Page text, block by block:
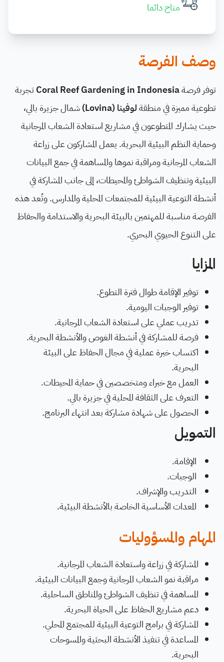
متاح دائما
وصف الفرصة
توفر فرصةCoral Reef Gardening in Indonesiaتجربة
تطوعية مميزة في منطقةلوفينا (Lovina)
شمال جزيرة بالي،
حيث يشارك المتطوعون في مشاريع استعادة الشعاب المرجانية
وحماية النظم البيئية البحرية. يعمل المشاركون على زراعة
الشعاب المرجانية ومراقبة نموها والمساهمة في جمع البيانات
البيئية وتنظيف الشواطئ والمحيطات، إلى جانب المشاركة في
أنشطة التوعية البيئية للمجتمعات المحلية والمدارس. وتُعد هذه
الفرصة مناسبة للمهتمين بالبيئة البحرية والاستدامة والحفاظ
على التنوع الحيوي البحري.
المزايا
توفير الإقامة طوال فترة التطوع.
توفير الوجبات اليومية.
تدريب عملي على استعادة الشعاب المرجانية.
فرصة للمشاركة في أنشطة الغوص والأنشطة البحرية.
اكتساب خبرة عملية في مجال الحفاظ على البيئة
البحرية.
العمل مع خبراء ومتخصصين في حماية المحيطات.
التعرف على الثقافة المحلية في جزيرة بالي.
الحصول على شهادة مشاركة بعد انتهاء البرنامج.
التمويل
الإقامة.
الوجبات.
التدريب والإشراف.
المعدات الأساسية الخاصة بالأنشطة البيئية.
المهام والمسؤوليات
المشاركة في زراعة واستعادة الشعاب المرجانية.
مراقبة نمو الشعاب المرجانية وجمع البيانات البيئية.
المساهمة في تنظيف الشواطئ والمناطق الساحلية.
دعم مشاريع الحفاظ على الحياة البحرية.
المشاركة في برامج التوعية البيئية للمجتمع المحلي.
المساعدة في تنفيذ الأنشطة البحثية والمسوحات
البحرية.